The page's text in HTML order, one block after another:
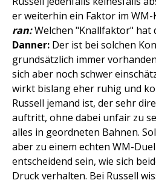
er weiterhin ein Faktor im WM-
ran:Welchen "Knallfaktor" hat
Danner: Der ist bei solchen
grundsätzlich immer
sich aber noch schwer
wirkt bislang eher ruhig und
Russell jemand ist, der sehr
auftritt, ohne dabei unfair zu
alles in geordneten Bahnen.
aber zu einem echten WM-
entscheidend sein, wie sich
Druck verhalten. Bei Russell